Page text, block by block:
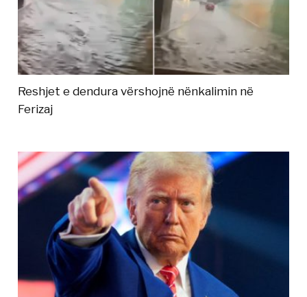
Reshjet e dendura vërshojnë nënkalimin në
Ferizaj